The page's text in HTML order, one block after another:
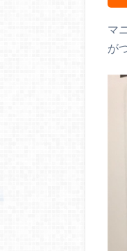
マ
が